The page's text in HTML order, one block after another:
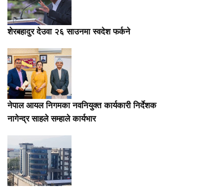
शेरबहादुर देउवा २६ साउनमा स्वदेश फर्कने
नेपाल आयल निगमका नवनियुक्त कार्यकारी निर्देशक
नागेन्द्र साहले सम्हाले कार्यभार